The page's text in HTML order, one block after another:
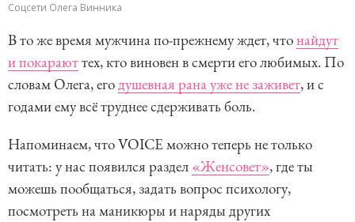
Соцсети Олега Винника
В то же время мужчина по-прежнему ждет, чтонайдут
и покараюттех, кто виновен в смерти его любимых. По
словам Олега, егодушевная рана уже не заживет, и с
годами ему всё труднее сдерживать боль.
Напоминаем, что VOICE можно теперь не только
читать: у нас появился раздел «Женсовет», где ты
можешь пообщаться, задать вопрос психологу,
посмотреть на маникюры и наряды других